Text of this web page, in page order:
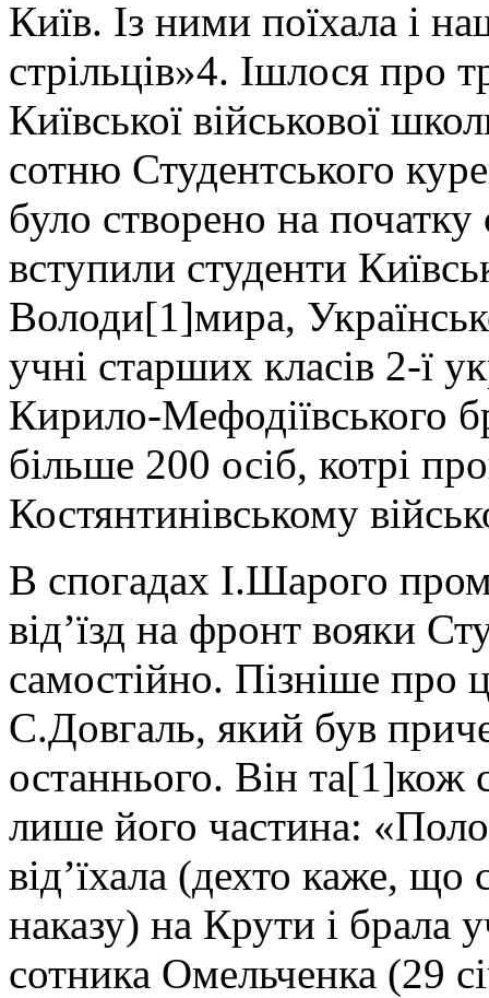
Київ. Із ними поїхала і
стрільців»4. Ішлося про
Київської військової
сотню Студентського
було створено на
вступили студенти
Володи[1]мира,
учні старших класів 2-ї
Кирило-Мефодіївського
більше 200 осіб, котрі
Костянтинівському
В спогадах І.Шарого
від’їзд на фронт вояки
самостійно. Пізніше про
С.Довгаль, який був
останнього. Він та[1]кож
лише його частина:
від’їхала (дехто каже, що
наказу) на Крути і брала
сотника Омельченка (29